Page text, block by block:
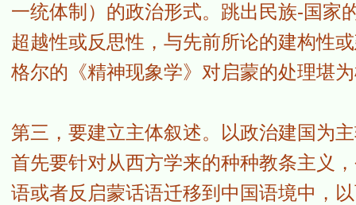
一统体制）的政治形式。跳出民族-国家
超越性或反思性，与先前所论的建构性
格尔的《精神现象学》对启蒙的处理堪
第三，要建立主体叙述。以政治建国为
首先要针对从西方学来的种种教条主义
语或者反启蒙话语迁移到中国语境中，